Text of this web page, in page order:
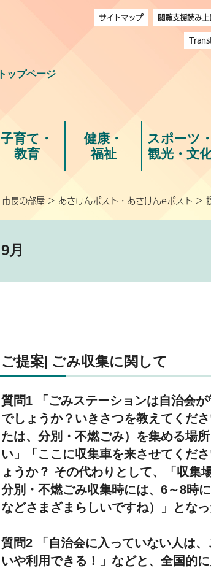
トップページ
サイトマップ 閲覧支援読み
子育て・
教育
健康・
福祉
スポーツ・
観光・文
市長の部屋 > あさけんポスト・あさけんeポスト >
9月
ご提案| ごみ収集に関して
質問1 「ごみステーションは自治会
でしょうか？いきさつを教えてくだ
たは、分別・不燃ごみ）を集める場
い」「ここに収集車を来させてくだ
ょうか？ その代わりとして、「収集
分別・不燃ごみ収集時には、6～8時
などさまざまらしいですね）」とな
質問2 「自治会に入っていない人は
いや利用できる！」などと、全国的